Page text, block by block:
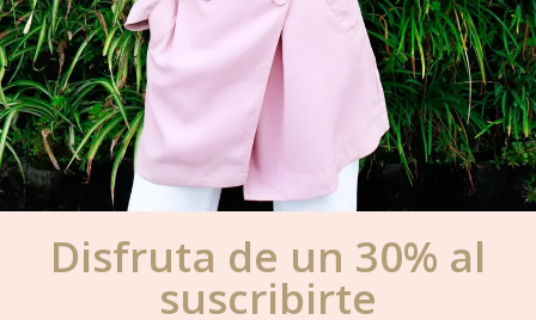
Disfruta de un 30% al
suscribirte